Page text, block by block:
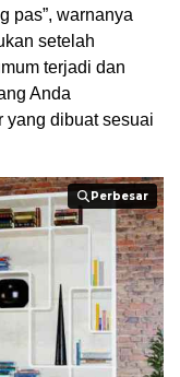
pas”, warnanya
setelah
terjadi dan
Anda
yang dibuat sesuai
Perbesar
Perbesar